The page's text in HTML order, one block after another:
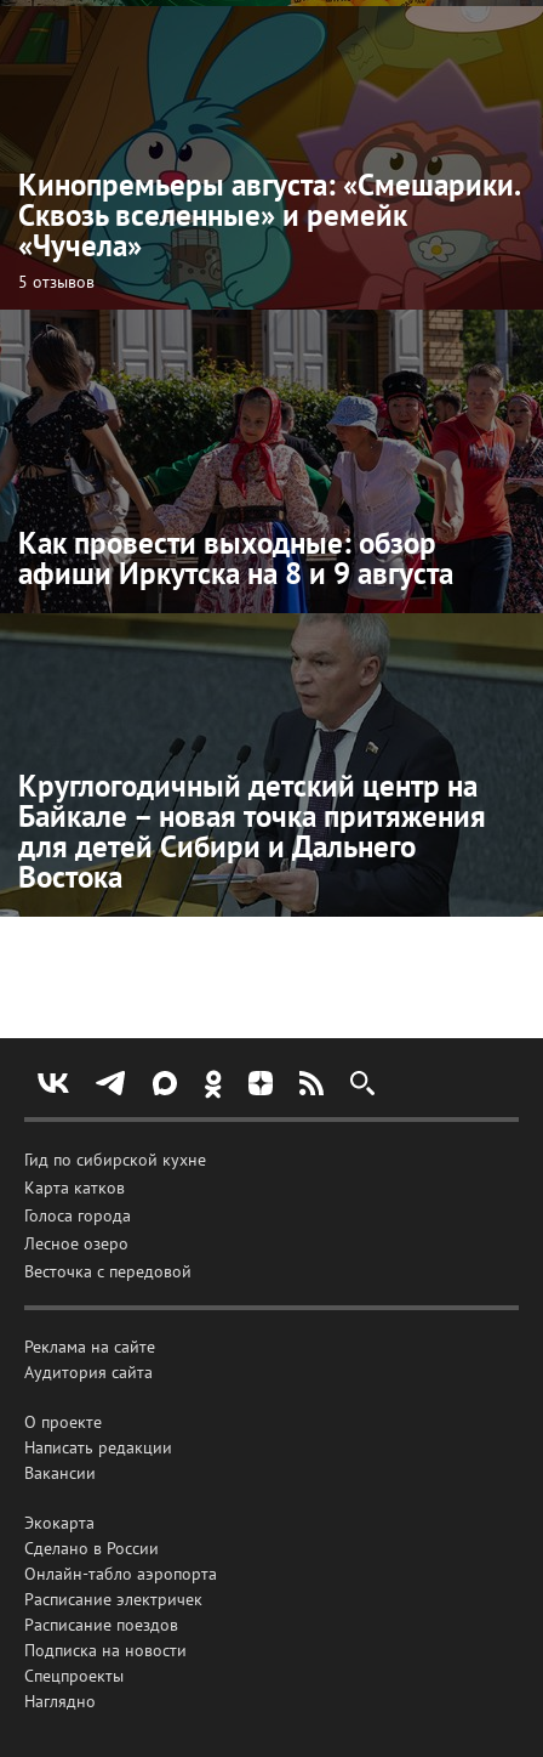
Кинопремьеры августа: «Смешарики.
Сквозь вселенные» и ремейк
«Чучела»
5 отзывов
Как провести выходные: обзор
афиши Иркутска на 8 и 9 августа
Круглогодичный детский центр на
Байкале – новая точка притяжения
для детей Сибири и Дальнего
Востока
Гид по сибирской кухне
Карта катков
Голоса города
Лесное озеро
Весточка с передовой
Реклама на сайте
Аудитория сайта
О проекте
Написать редакции
Вакансии
Экокарта
Сделано в России
Онлайн-табло аэропорта
Расписание электричек
Расписание поездов
Подписка на новости
Спецпроекты
Наглядно